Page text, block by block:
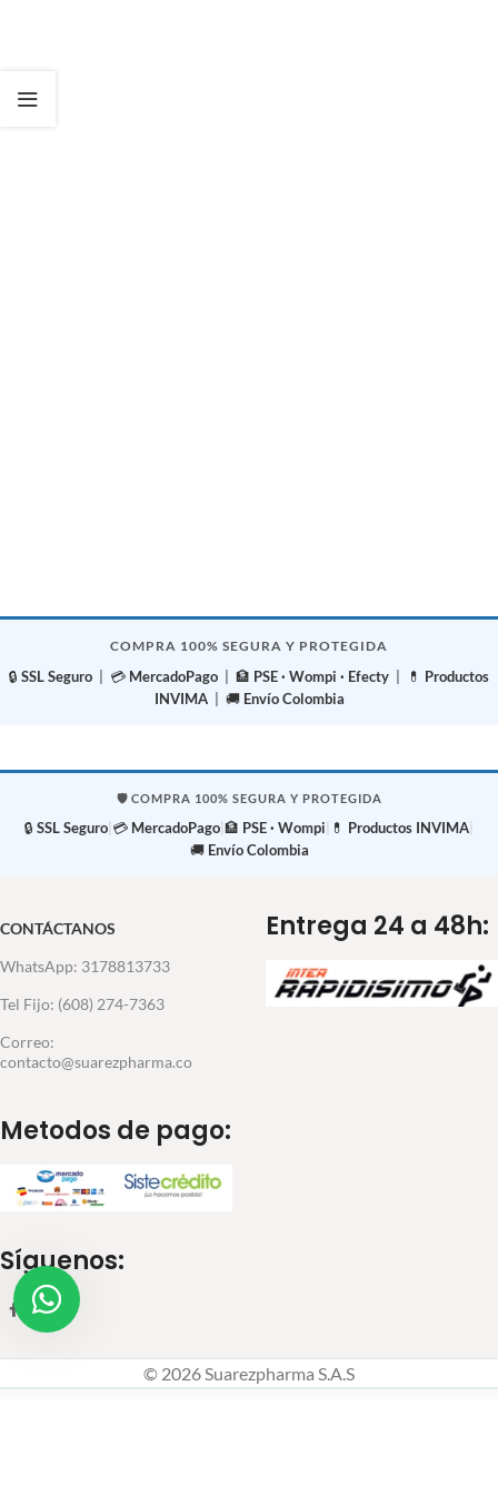
COMPRA 100% SEGURA Y PROTEGIDA
🔒 SSL Seguro | 💳 MercadoPago | 🏦 PSE · Wompi · Efecty | 💊 Productos
INVIMA| 🚚 Envío Colombia
🛡️ COMPRA 100% SEGURA Y PROTEGIDA
🔒 SSL Seguro 💳 MercadoPago 🏦 PSE · Wompi 💊 Productos INVIMA
🚚 Envío Colombia
CONTÁCTANOS
WhatsApp: 3178813733
Tel Fijo: (608) 274-7363
Correo:
contacto@suarezpharma.co
Metodos de pago:
Entrega 24 a 48h:
Síguenos:
© 2026 Suarezpharma S.A.S